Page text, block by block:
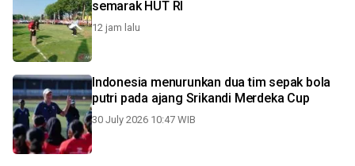
semarak HUT RI
12 jam lalu
Indonesia menurunkan dua tim sepak bola
putri pada ajang Srikandi Merdeka Cup
30 July 2026 10:47 WIB